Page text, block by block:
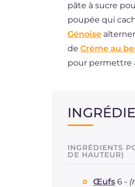
pâte à sucre
poupée qui
Génoise
de Crème au
pour permettre
INGRÉDIENTS
DE HAUTEUR)
Œufs 6 -